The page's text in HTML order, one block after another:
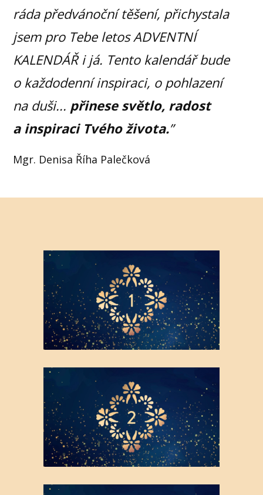
ráda předvánoční těšení, přichystala
jsem pro Tebe letos ADVENTNÍ
KALENDÁŘ i já. Tento kalendář bude
o každodenní inspiraci, o pohlazení
na duši... přinese světlo, radost
a inspiraci Tvého života.”
Mgr. Denisa Říha Palečková